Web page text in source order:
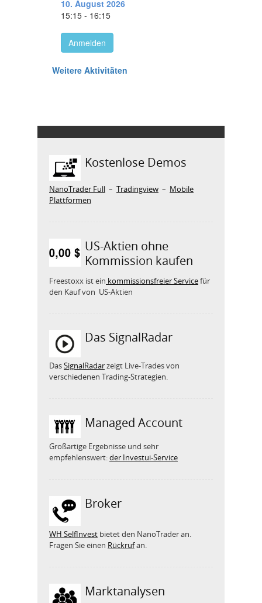
Kostenlose Demos
NanoTrader Full – Tradingview – Mobile
Plattformen
US-Aktien ohne
Kommission kaufen
Freestoxx ist ein kommissionsfreier Servicefür
den Kauf von US-Aktien
Das SignalRadar
DasSignalRadarzeigt Live-Trades von
verschiedenen Trading-Strategien.
Managed Account
Großartige Ergebnisse und sehr
empfehlenswert:der Investui-Service
Broker
WH SelfInvest bietet den NanoTrader an.
Fragen Sie einen Rückrufan.
Marktanalysen